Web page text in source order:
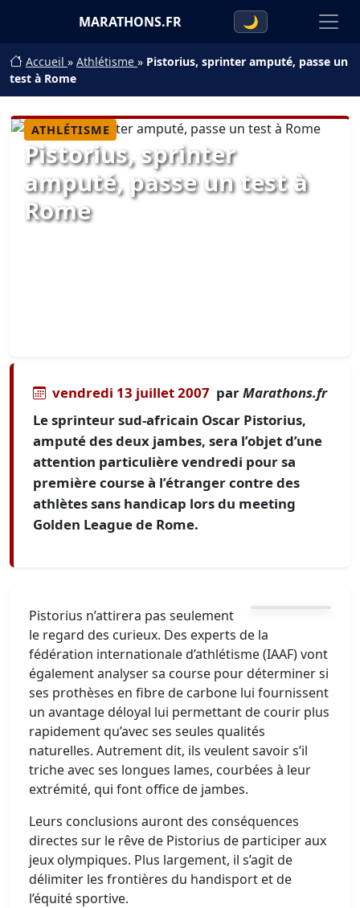
MARATHONS.FR 🌙
Accueil » Athlétisme » Pistorius, sprinter amputé, passe un
test à Rome
ATHLÉTISME
Pistorius, sprinter
amputé, passe un test à
Rome
vendredi 13 juillet 2007 parMarathons.fr
Le sprinteur sud-africain Oscar Pistorius,
amputé des deux jambes, sera l’objet d’une
attention particulière vendredi pour sa
première course à l’étranger contre des
athlètes sans handicap lors du meeting
Golden League de Rome.
Pistorius n’attirera pas seulement
le regard des curieux. Des experts de la
fédération internationale d’athlétisme (IAAF) vont
également analyser sa course pour déterminer si
ses prothèses en fibre de carbone lui fournissent
un avantage déloyal lui permettant de courir plus
rapidement qu’avec ses seules qualités
naturelles. Autrement dit, ils veulent savoir s’il
triche avec ses longues lames, courbées à leur
extrémité, qui font office de jambes.
Leurs conclusions auront des conséquences
directes sur le rêve de Pistorius de participer aux
jeux olympiques. Plus largement, il s’agit de
délimiter les frontières du handisport et de
l’équité sportive.